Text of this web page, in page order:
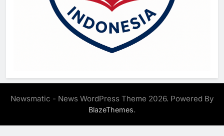
Newsmatic - News WordPress Theme 2026. Powered By
BlazeThemes.